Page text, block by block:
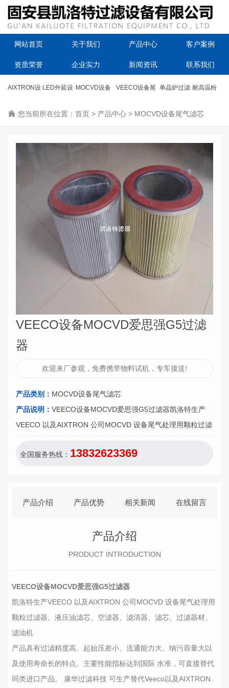
网站首页 关于我们 产品中心 客户案例
资质荣誉 企业实力 新闻资讯 联系我们
AIXTRON设
备滤芯
LED外延设
备滤芯
MOCVD设备
尾气滤芯
VEECO设备尾
气过滤器
单晶炉过滤
器滤芯
耐高温粉
尘滤筒
您当前所在位置： 首页 > 产品中心 > MOCVD设备尾气滤芯
VEECO设备MOCVD爱思强G5过滤
器
欢迎来厂参观，免费携带物料试机，专车接送!
产品类别： MOCVD设备尾气滤芯
产品说明： VEECO设备MOCVD爱思强G5过滤器凯洛特生产
VEECO 以及AIXTRON 公司MOCVD 设备尾气处理用颗粒过滤
全国服务热线： 13832623369
产品介绍 产品优势 相关新闻 在线留言
产品介绍
PRODUCT INTRODUCTION
VEECO设备MOCVD爱思强G5过滤器
凯洛特生产VEECO 以及AIXTRON 公司MOCVD 设备尾气处理用
颗粒过滤器。液压油滤芯、空滤器、滤清器、滤芯、过滤器材、
滤油机
产品具有过滤精度高、起始压差小、流通能力大、纳污容量大以
及使用寿命长的特点。主要性能指标达到国际 水准，可直接替代
同类进口产品。 康华过滤科技 可生产替代Veeco以及AIXTRON